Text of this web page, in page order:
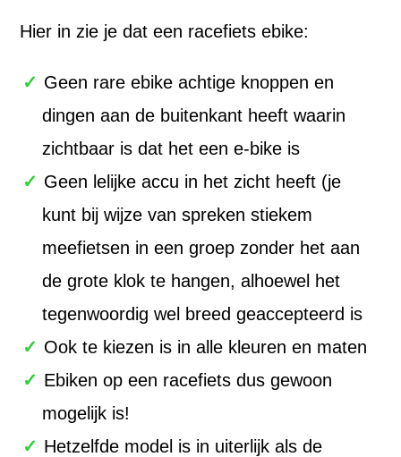
Hier in zie je dat een racefiets ebike:
Geen rare ebike achtige knoppen en
dingen aan de buitenkant heeft waarin
zichtbaar is dat het een e-bike is
Geen lelijke accu in het zicht heeft (je
kunt bij wijze van spreken stiekem
meefietsen in een groep zonder het aan
de grote klok te hangen, alhoewel het
tegenwoordig wel breed geaccepteerd is
Ook te kiezen is in alle kleuren en maten
Ebiken op een racefiets dus gewoon
mogelijk is!
Hetzelfde model is in uiterlijk als de